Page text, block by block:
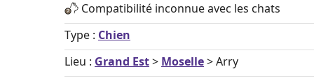
Compatibilité inconnue avec les chats
Type : Chien
Lieu : Grand Est> Moselle> Arry